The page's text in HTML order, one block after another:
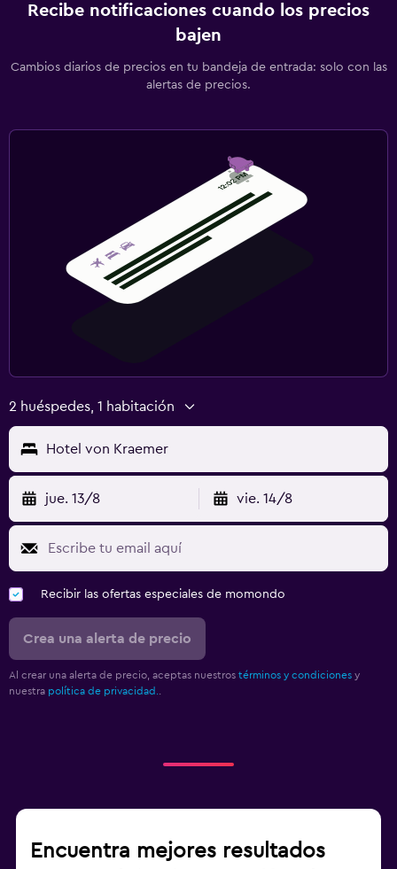
Recibe notificaciones cuando los precios
bajen
Cambios diarios de precios en tu bandeja de entrada: solo con las
alertas de precios.
2 huéspedes, 1 habitación
Hotel von Kraemer
jue. 13/8 vie. 14/8
Recibir las ofertas especiales de momondo
Crea una alerta de precio
Al crear una alerta de precio, aceptas nuestros términos y condiciones y
nuestra política de privacidad.
Encuentra mejores resultados